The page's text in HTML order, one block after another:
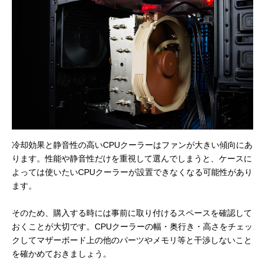
冷却効果と静音性の高いCPUクーラーはファンが大きい傾向にあ
ります。性能や静音性だけを重視して選んでしまうと、ケースに
よっては使いたいCPUクーラーが設置できなくなる可能性があり
ます。
そのため、購入する時には事前に取り付けるスペースを確認して
おくことが大切です。CPUクーラーの幅・奥行き・高さをチェッ
クしてマザーボード上の他のパーツやメモリ等と干渉しないこと
を確かめておきましょう。